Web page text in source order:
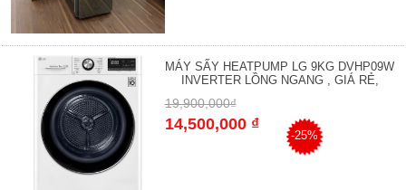
MÁY SẤY HEATPUMP LG 9KG DVHP09W
INVERTER LỒNG NGANG , GIÁ RẺ,
19,900,000₫
14,500,000 ₫
-25%